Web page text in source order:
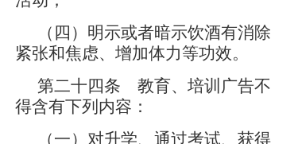
（四）明示或者暗示饮酒有消除
紧张和焦虑、增加体力等功效。
第二十四条 教育、培训广告不
得含有下列内容：
（一）对升学、通过考试、获得